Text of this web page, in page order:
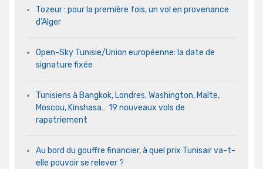
Tozeur : pour la première fois, un vol en provenance
d’Alger
Open-Sky Tunisie/Union européenne: la date de
signature fixée
Tunisiens à Bangkok, Londres, Washington, Malte,
Moscou, Kinshasa… 19 nouveaux vols de
rapatriement
Au bord du gouffre financier, à quel prix Tunisair va-t-
elle pouvoir se relever ?